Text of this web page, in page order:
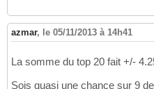
azmar, le 05/11/2013 à 14h41
La somme du top 20 fait +/-
Sois quasi une chance sur 9